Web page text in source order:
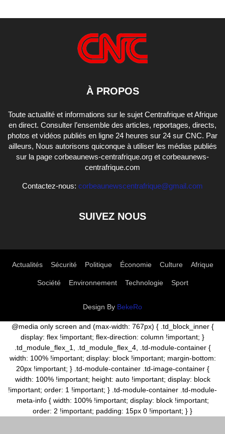
À PROPOS
Toute actualité et informations sur le sujet Centrafrique et Afrique
en direct. Consulter l’ensemble des articles, reportages, directs,
photos et vidéos publiés en ligne 24 heures sur 24 sur CNC. Par
ailleurs, Nous autorisons quiconque à utiliser les médias publiés
sur la page corbeaunews-centrafrique.org et corbeaunews-
centrafrique.com
Contactez-nous: corbeaunewscentrafrique@gmail.com
SUIVEZ NOUS
Actualités Sécurité Politique Économie Culture Afrique
Société Environnement Technologie Sport
Design By BekeRo
@media only screen and (max-width: 767px) { .td_block_inner {
display: flex !important; flex-direction: column !important; }
.td_module_flex_1, .td_module_flex_4, .td-module-container {
width: 100% !important; display: block !important; margin-bottom:
20px !important; } .td-module-container .td-image-container {
width: 100% !important; height: auto !important; display: block
!important; order: 1 !important; } .td-module-container .td-module-
meta-info { width: 100% !important; display: block !important;
order: 2 !important; padding: 15px 0 !important; } }